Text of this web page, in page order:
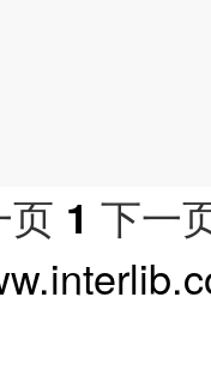
页 1 下一